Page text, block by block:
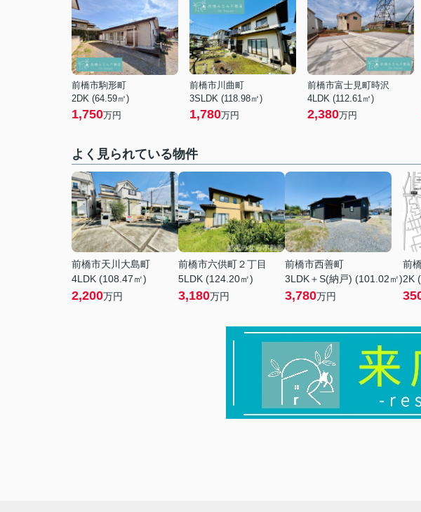
前橋市駒形町
2DK (64.59㎡)
1,750万円
前橋市川曲町
3SLDK (118.98㎡)
1,780万円
前橋市富士見町時沢
4LDK (112.61㎡)
2,380万円
よく見られている物件
前橋市天川大島町
4LDK (108.47㎡)
2,200万円
前橋市六供町２丁目
5LDK (124.20㎡)
3,180万円
前橋市西善町
3LDK＋S(納戸) (101.02㎡)
3,780万円
前
2K